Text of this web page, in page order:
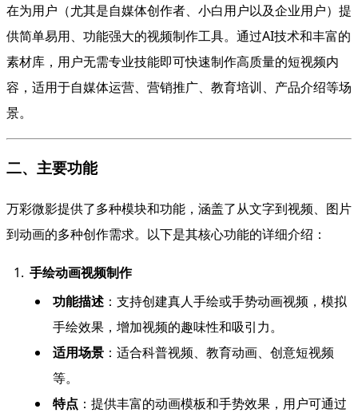
在为用户（尤其是自媒体创作者、小白用户以及企业用户）提
供简单易用、功能强大的视频制作工具。通过AI技术和丰富的
素材库，用户无需专业技能即可快速制作高质量的短视频内
容，适用于自媒体运营、营销推广、教育培训、产品介绍等场
景。
二、主要功能
万彩微影提供了多种模块和功能，涵盖了从文字到视频、图片
到动画的多种创作需求。以下是其核心功能的详细介绍：
手绘动画视频制作
功能描述：支持创建真人手绘或手势动画视频，模拟
手绘效果，增加视频的趣味性和吸引力。
适用场景：适合科普视频、教育动画、创意短视频
等。
特点 ：提供丰富的动画模板和手势效果，用户可通过